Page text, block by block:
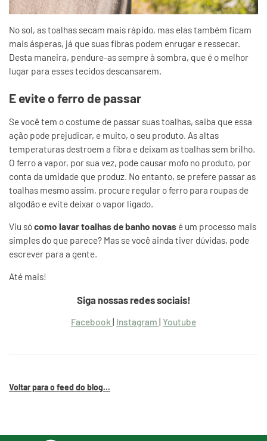
No sol, as toalhas secam mais rápido, mas elas também ficam
mais ásperas, já que suas fibras podem enrugar e ressecar.
Desta maneira, pendure-as sempre à sombra, que é o melhor
lugar para esses tecidos descansarem.
E evite o ferro de passar
Se você tem o costume de passar suas toalhas, saiba que essa
ação pode prejudicar, e muito, o seu produto. As altas
temperaturas destroem a fibra e deixam as toalhas sem brilho.
O ferro a vapor, por sua vez, pode causar mofo no produto, por
conta da umidade que produz. No entanto, se prefere passar as
toalhas mesmo assim, procure regular o ferro para roupas de
algodão e evite deixar o vapor ligado.
Viu sócomo lavar toalhas de banho novas é um processo mais
simples do que parece? Mas se você ainda tiver dúvidas, pode
escrever para a gente.
Até mais!
Siga nossas redes sociais!
Facebook | Instagram | Youtube
Voltar para o feed do blog...